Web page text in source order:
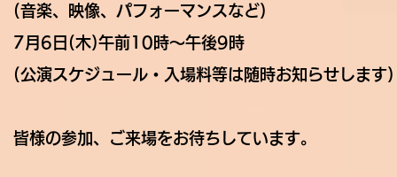
(音楽、映像、パフォーマンスなど)
7月6日(木)午前10時〜午後9時
(公演スケジュール・入場料等は随時お知らせします)
皆様の参加、ご来場をお待ちしています。